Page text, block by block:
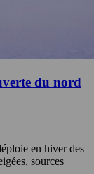
du nord
en hiver des
sources